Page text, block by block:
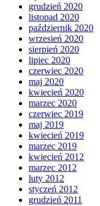
grudzień 2020
listopad 2020
październik 2020
wrzesień 2020
sierpień 2020
lipiec 2020
czerwiec 2020
maj 2020
kwiecień 2020
marzec 2020
czerwiec 2019
maj 2019
kwiecień 2019
marzec 2019
kwiecień 2012
marzec 2012
luty 2012
styczeń 2012
grudzień 2011